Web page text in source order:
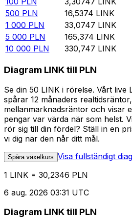
500 PLN 16,5374 LINK
1 000 PLN 33,0747 LINK
5 000 PLN 165,374 LINK
10 000 PLN 330,747 LINK
Diagram LINK till PLN
Se din 50 LINK i rörelse. Vårt live
spårar 12 månaders realtidsräntor,
mellanmarknadsräntor och visar
pengar var värda när som helst.
rör sig till din fördel? Ställ in en
vi dig när den når ditt mål.
Spåra växelkurs Visa fullständigt
1 LINK = 30,2346 PLN
6 aug. 2026 03:31 UTC
Diagram LINK till PLN